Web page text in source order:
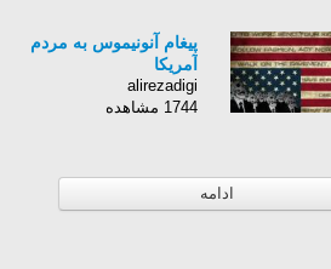
پیغام آنونیموس به مردم
آمریکا
alirezadigi
1744 مشاهده
ادامه